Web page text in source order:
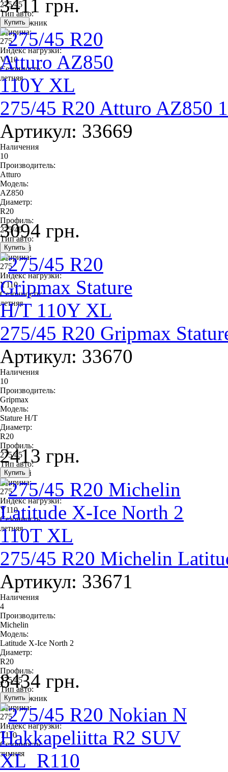
275/45
Тип авто:
внедорожник
Ширина:
275
Индекс нагрузки:
V110
Сезонность:
летняя
3411 грн.
275/45 R20 Atturo AZ850
Артикул: 33669
Наличения
10
Производитель:
Atturo
Модель:
AZ850
Диаметр:
R20
Профиль:
275/45
Тип авто:
легковой
Ширина:
275
Индекс нагрузки:
Y110
Сезонность:
летняя
3094 грн.
275/45 R20 Gripmax
Артикул: 33670
Наличения
10
Производитель:
Gripmax
Модель:
Stature H/T
Диаметр:
R20
Профиль:
275/45
Тип авто:
легковой
Ширина:
275
Индекс нагрузки:
Y110
Сезонность:
летняя
2413 грн.
275/45 R20 Michelin
Артикул: 33671
Наличения
4
Производитель:
Michelin
Модель:
Latitude X-Ice North 2
Диаметр:
R20
Профиль:
275/45
Тип авто:
внедорожник
Ширина:
275
Индекс нагрузки:
T110
Сезонность:
зимняя
8434 грн.